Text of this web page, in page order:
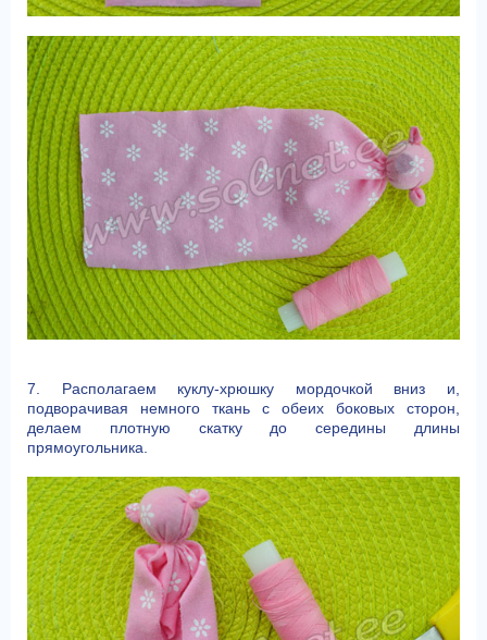
7. Располагаем куклу-хрюшку мордочкой вниз и,
подворачивая немного ткань с обеих боковых сторон,
делаем плотную скатку до середины длины
прямоугольника.